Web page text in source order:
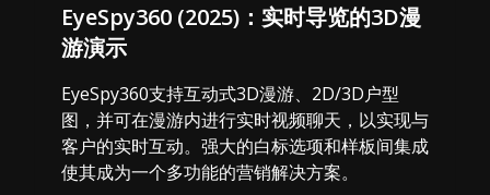
EyeSpy360 (2025)：实时导览的3D漫
游演示
EyeSpy360支持互动式3D漫游、2D/3D户型
图，并可在漫游内进行实时视频聊天，以实现与
客户的实时互动。强大的白标选项和样板间集成
使其成为一个多功能的营销解决方案。